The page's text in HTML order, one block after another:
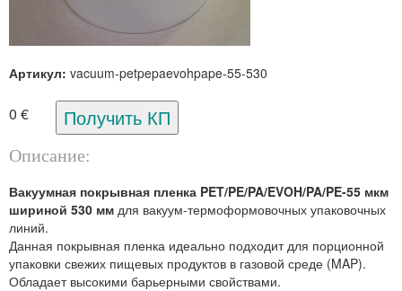
Артикул: vacuum-petpepaevohpape-55-530
0 €
Описание:
Вакуумная покрывная пленка PET/PE/PA/EVOH/PA/PE-55 мкм
шириной 530 мм для вакуум-термоформовочных упаковочных
линий.
Данная покрывная пленка идеально подходит для порционной
упаковки свежих пищевых продуктов в газовой среде (MAP).
Обладает высокими барьерными свойствами.